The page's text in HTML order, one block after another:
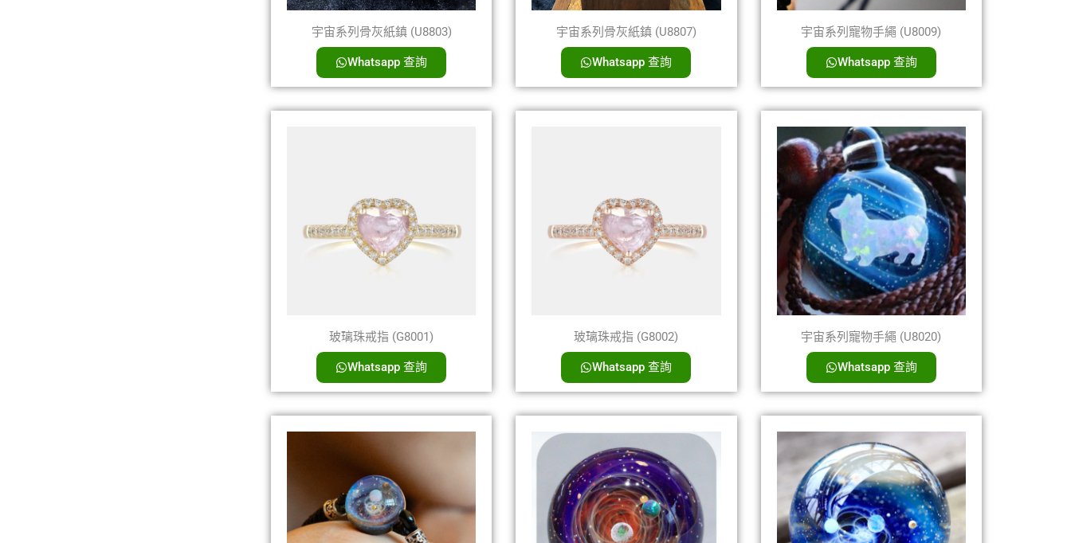
宇宙系列骨灰紙鎮 (U8803)
Whatsapp 查詢
宇宙系列骨灰紙鎮 (U8807)
Whatsapp 查詢
宇宙系列寵物手繩 (U8009)
Whatsapp 查詢
玻璃珠戒指 (G8001)
Whatsapp 查詢
玻璃珠戒指 (G8002)
Whatsapp 查詢
宇宙系列寵物手繩 (U8020)
Whatsapp 查詢